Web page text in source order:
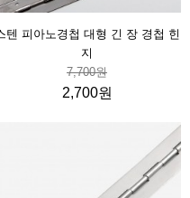
텐 피아노경첩 대형 긴 장 경첩 힌
지
7,700원
2,700원